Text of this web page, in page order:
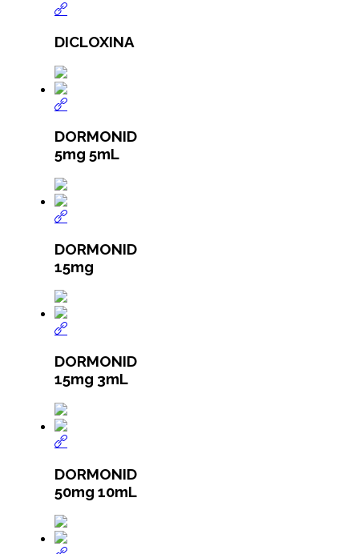
DICLOXINA
DORMONID
5mg 5mL
DORMONID
15mg
DORMONID
15mg 3mL
DORMONID
50mg 10mL